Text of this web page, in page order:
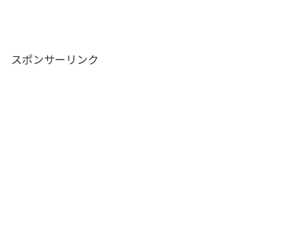
スポンサーリンク